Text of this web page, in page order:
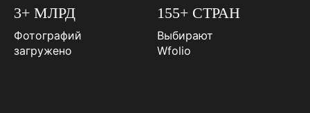
3+ МЛРД
Фотографий
загружено
155+ СТРАН
Выбирают
Wfolio